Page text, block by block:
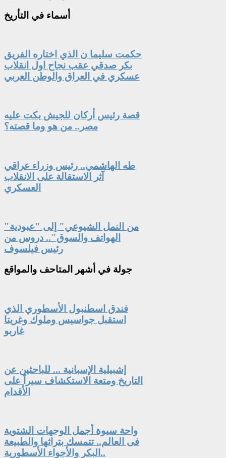
أسماء في التأريخ
حكمت سليما ن الذي اختاره الفريق
بكر صدقي عقب نجاح اول انقلاب
عسكري في العراق والوطن العربي
قصة رئيس أركان للجيش بكت عليه
مصر.. من هو وما قصته؟
طه الهاشمي.. رئيس وزراء عراقي
آثر الاستقالة على الانقلاب
العسكري
"من النمل الشيوعي" إلى "عبودية
الهواتف والسوق".. دروس من
رئيس فيلسوف
جولة في أشهر المتاحف والمواقع
فندق اسطنبول الأسطوري الذي
استقبل جواسيس وملوك وغريتا
غاربو
إشبيلية الإسبانية ... للباحثين عن
التاريخ ومتعة الاستكشاف سيراً على
الأقدام
واحة سيوة أجمل الوجهات الشتوية
فى العالم.. تتمسك بتراثها والطبيعة
البكر والأجواء الأسطورية..